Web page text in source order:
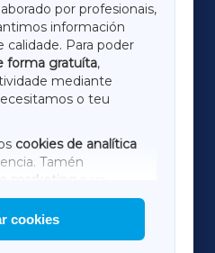
por profesionais,
información
calidade. Para poder
forma gratuíta,
mediante
o teu
cookies de analítica
Tamén
marketing
terceiros.
a elección das
cookies